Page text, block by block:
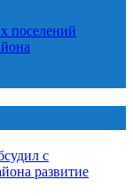
поселений
с
развитие